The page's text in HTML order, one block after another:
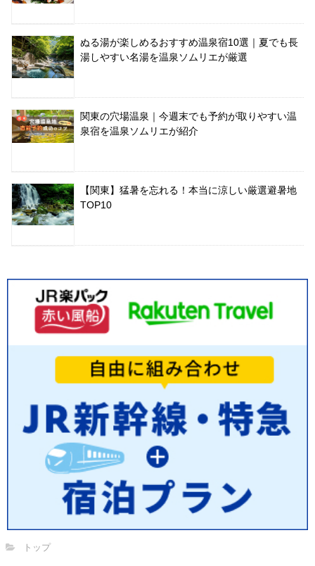
ぬる湯が楽しめるおすすめ温泉宿10選｜夏でも長
湯しやすい名湯を温泉ソムリエが厳選
関東の穴場温泉｜今週末でも予約が取りやすい温
泉宿を温泉ソムリエが紹介
【関東】猛暑を忘れる！本当に涼しい厳選避暑地
TOP10
トップ